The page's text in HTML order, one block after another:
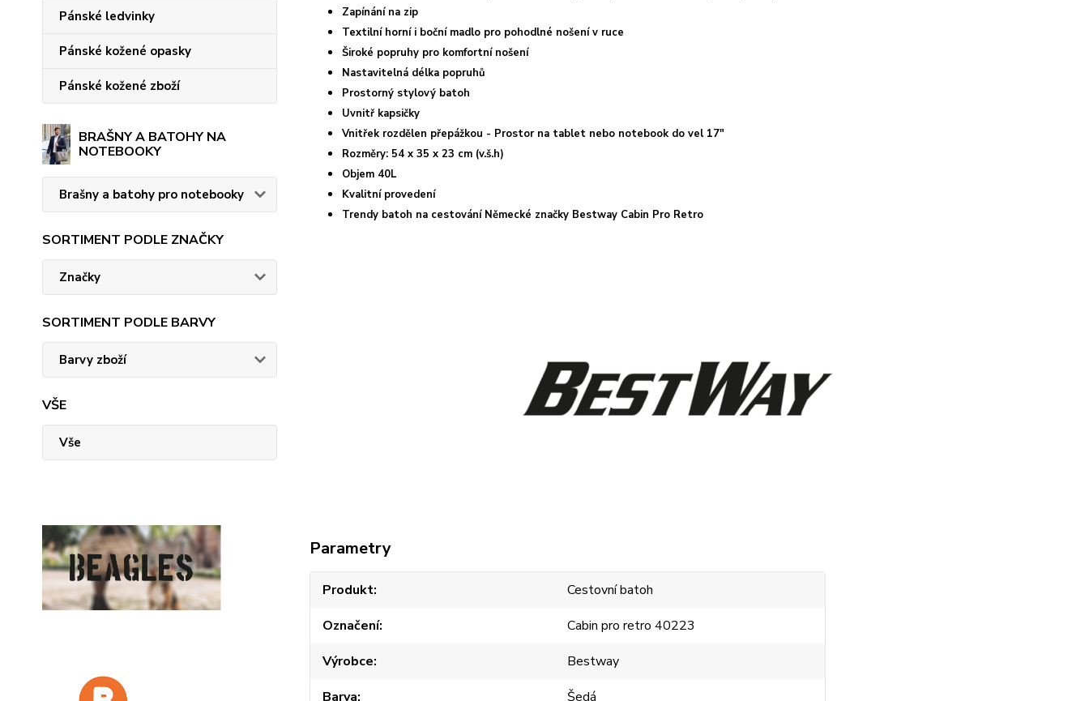
Pánské ledvinky
Pánské kožené opasky
Pánské kožené zboží
BRAŠNY A BATOHY NA
NOTEBOOKY
Brašny a batohy pro notebooky
SORTIMENT PODLE ZNAČKY
Značky
SORTIMENT PODLE BARVY
Barvy zboží
VŠE
Vše
Zapínání na zip
Textilní horní i boční madlo pro pohodlné nošení v ruce
Široké popruhy pro komfortní nošení
Nastavitelná délka popruhů
Prostorný stylový batoh
Uvnitř kapsičky
Vnitřek rozdělen přepážkou - Prostor na tablet nebo notebook do vel 17"
Rozměry: 54 x 35 x 23 cm (v.š.h)
Objem 40L
Kvalitní provedení
Trendy batoh na cestování Německé značky Bestway Cabin Pro Retro
Parametry
Produkt
Cestovní batoh
Označení
Cabin pro retro 40223
Výrobce
Bestway
Barva
Šedá